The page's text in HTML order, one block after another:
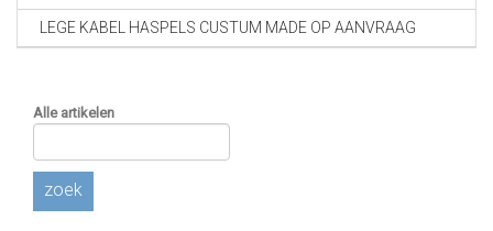
LEGE KABEL HASPELS CUSTUM MADE OP AANVRAAG
Alle artikelen
zoek